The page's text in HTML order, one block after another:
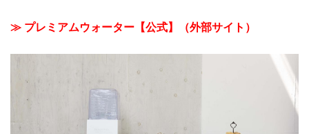
≫ プレミアムウォーター【公式】（外部サイト）